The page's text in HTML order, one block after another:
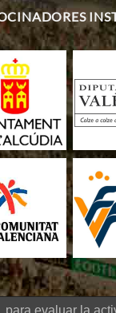
evaluar la